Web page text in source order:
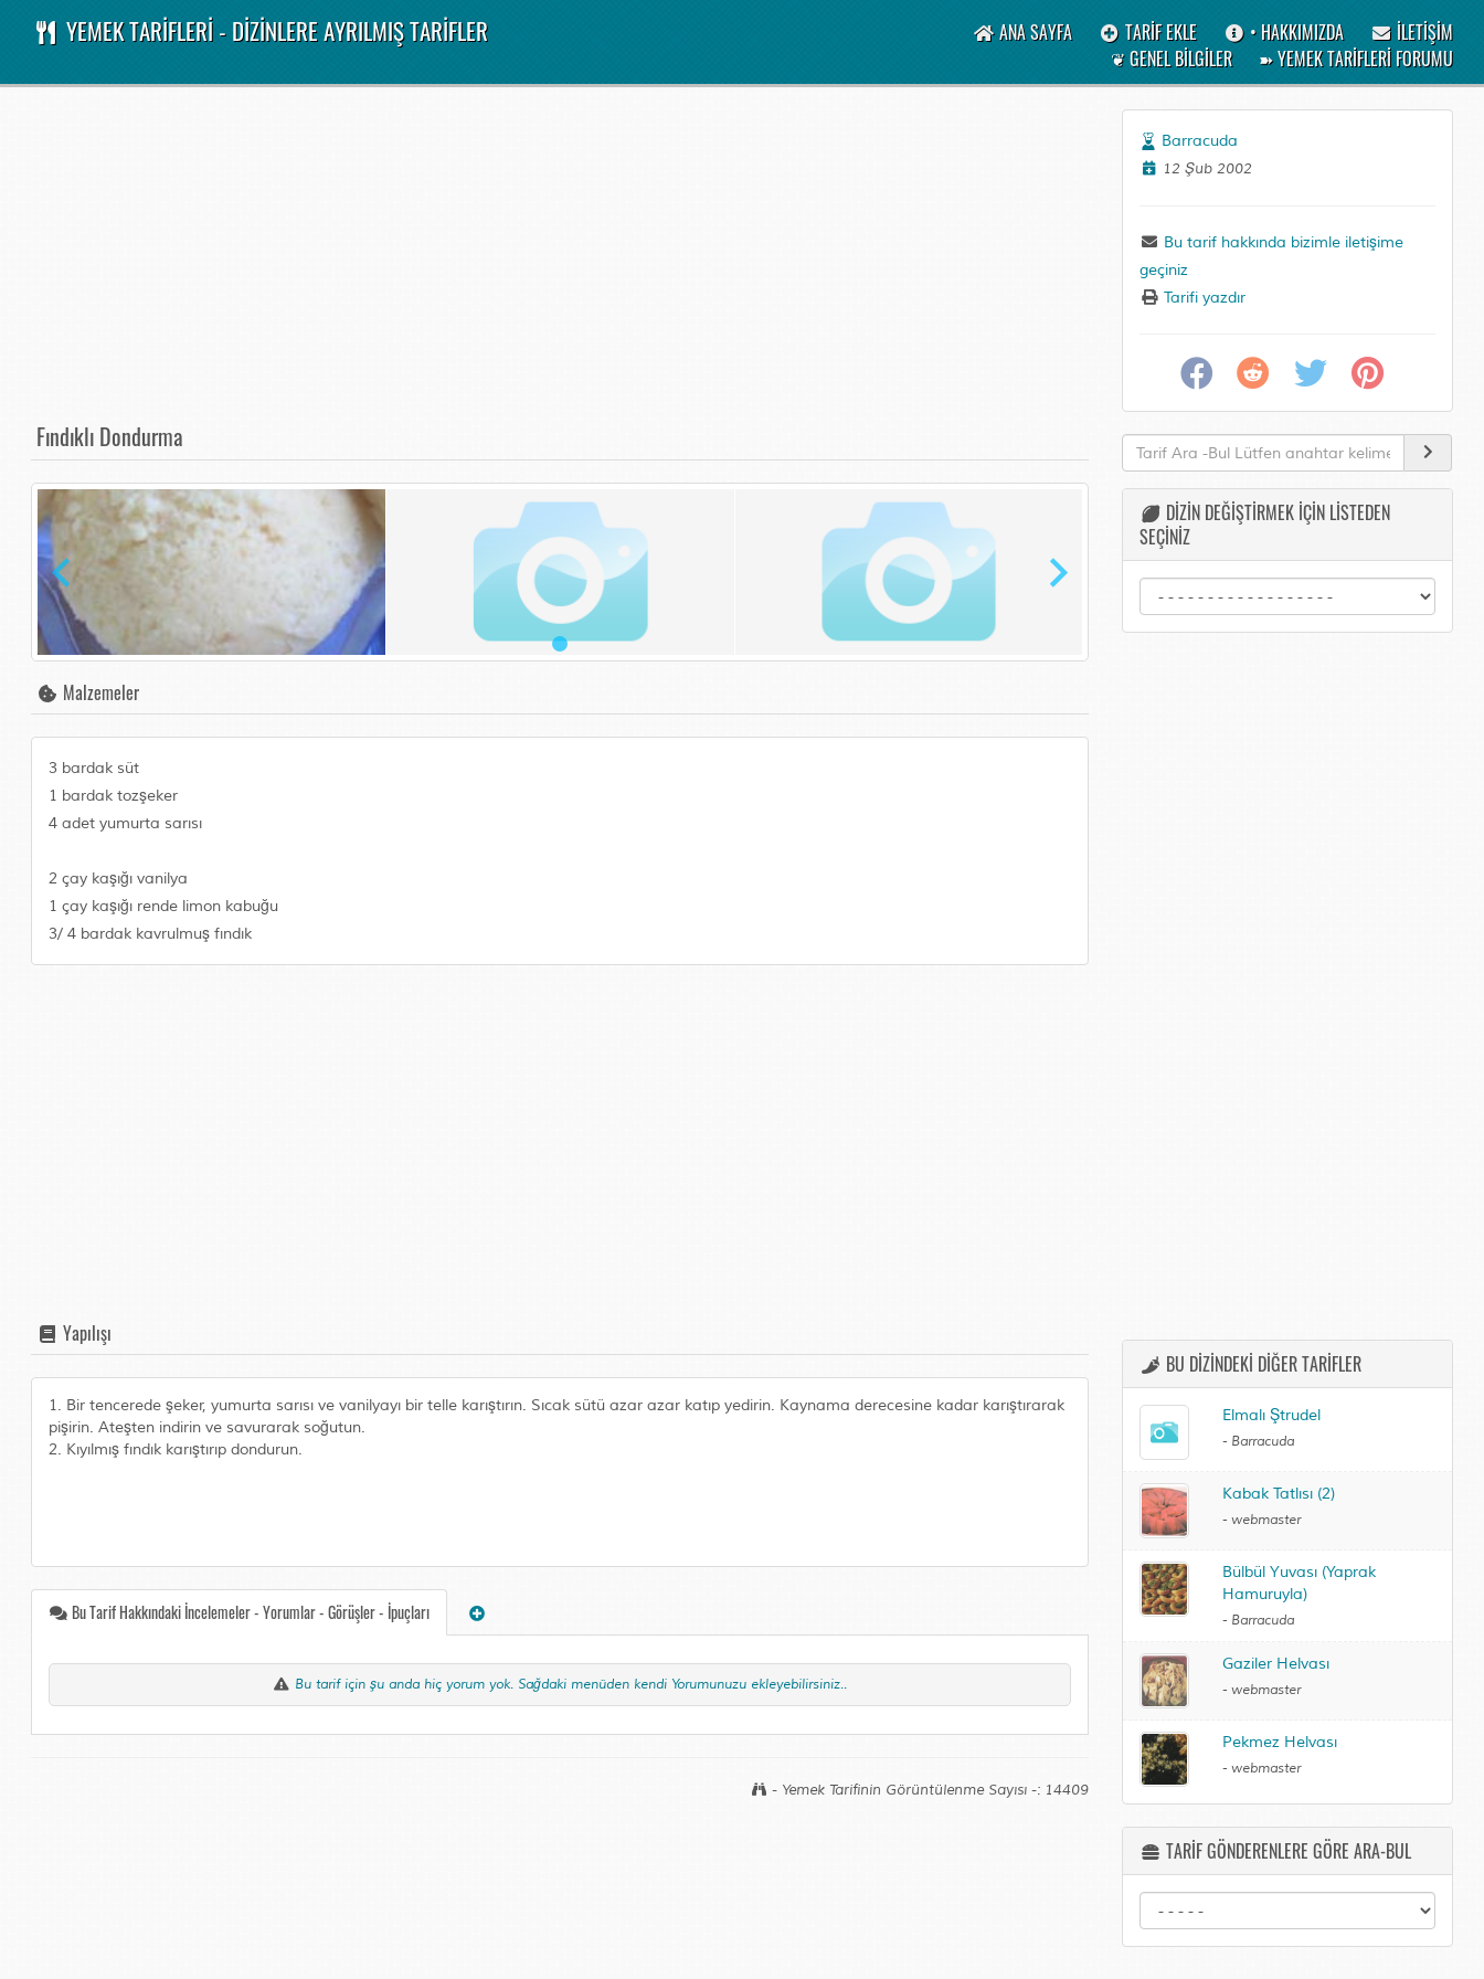
YEMEK TARİFLERİ - DİZİNLERE AYRILMIŞ TARİFLER ANA SAYFA TARİF EKLE • HAKKIMIZDA
İLETİŞİM
❦ GENEL BİLGİLER
➽ YEMEK TARİFLERİ FORUMU
Fındıklı Dondurma
Malzemeler
3 bardak süt
1 bardak tozşeker
4 adet yumurta sarısı
2 çay kaşığı vanilya
1 çay kaşığı rende limon kabuğu
3/ 4 bardak kavrulmuş fındık
Yapılışı
1. Bir tencerede şeker, yumurta sarısı ve vanilyayı bir telle karıştırın. Sıcak sütü azar azar katıp yedirin. Kaynama derecesine kadar karıştırarak
pişirin. Ateşten indirin ve savurarak soğutun.
2. Kıyılmış fındık karıştırıp dondurun.
Bu Tarif Hakkındaki İncelemeler - Yorumlar - Görüşler - İpuçları
Bu tarif için şu anda hiç yorum yok. Sağdaki menüden kendi Yorumunuzu ekleyebilirsiniz..
- Yemek Tarifinin Görüntülenme Sayısı -: 14409
Barracuda
12 Şub 2002
Bu tarif hakkında bizimle iletişime
geçiniz
Tarifi yazdır
DİZİN DEĞİŞTİRMEK İÇİN LİSTEDEN
SEÇİNİZ
BU DİZİNDEKİ DİĞER TARİFLER
Elmalı Ştrudel
- Barracuda
Kabak Tatlısı (2)
- webmaster
Bülbül Yuvası (Yaprak
Hamuruyla)
- Barracuda
Gaziler Helvası
- webmaster
Pekmez Helvası
- webmaster
TARİF GÖNDERENLERE GÖRE ARA-BUL